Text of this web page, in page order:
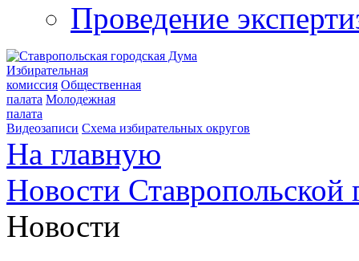
Проведение
Избирательная
комиссия Общественная
палата Молодежная
палата
Видеозаписи Схема избирательных округов
На главную
Новости
Новости